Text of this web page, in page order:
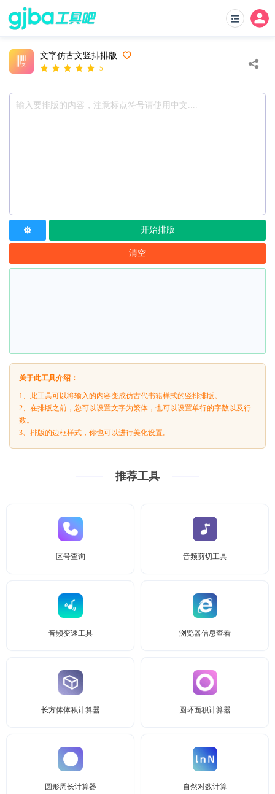
文字仿古文竖排排版
5
开始排版
清空
关于此工具介绍：
1、此工具可以将输入的内容变成仿古代书籍样式的竖排排版。
2、在排版之前，您可以设置文字为繁体，也可以设置单行的字数以及行
数。
3、排版的边框样式，你也可以进行美化设置。
推荐工具
区号查询 音频剪切工具
音频变速工具 浏览器信息查看
长方体体积计算器 圆环面积计算器
圆形周长计算器 自然对数计算